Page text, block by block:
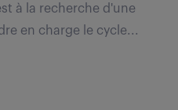
à la recherche d'une
en charge le cycle...